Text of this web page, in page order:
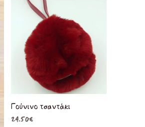
Γούνινο τσαντάκι
24.50€
προϊόν
έχει
πολλαπλές
παραλλαγές.
Οι